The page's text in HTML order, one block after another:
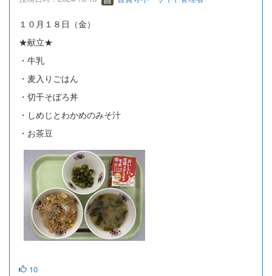
１０月１８日（金）
★献立★
・牛乳
・麦入りごはん
・切干そぼろ丼
・しめじとわかめのみそ汁
・お茶豆
10